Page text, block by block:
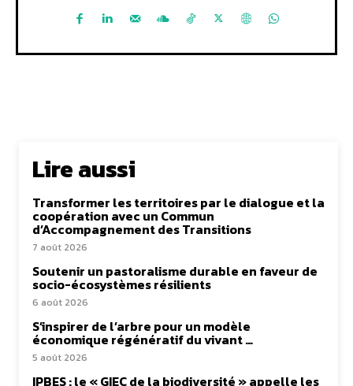
Lire aussi
Transformer les territoires par le dialogue et la
coopération avec un Commun
d’Accompagnement des Transitions
7 août 2026
Soutenir un pastoralisme durable en faveur de
socio-écosystèmes résilients
6 août 2026
S’inspirer de l’arbre pour un modèle
économique régénératif du vivant …
5 août 2026
IPBES : le « GIEC de la biodiversité » appelle les